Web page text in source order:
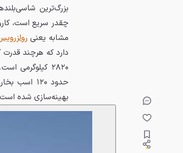
چقدر سریع است،
مشابه یعنی
۲۸۲۰
حدود ۱۲۰
بهینه‌سازی شده